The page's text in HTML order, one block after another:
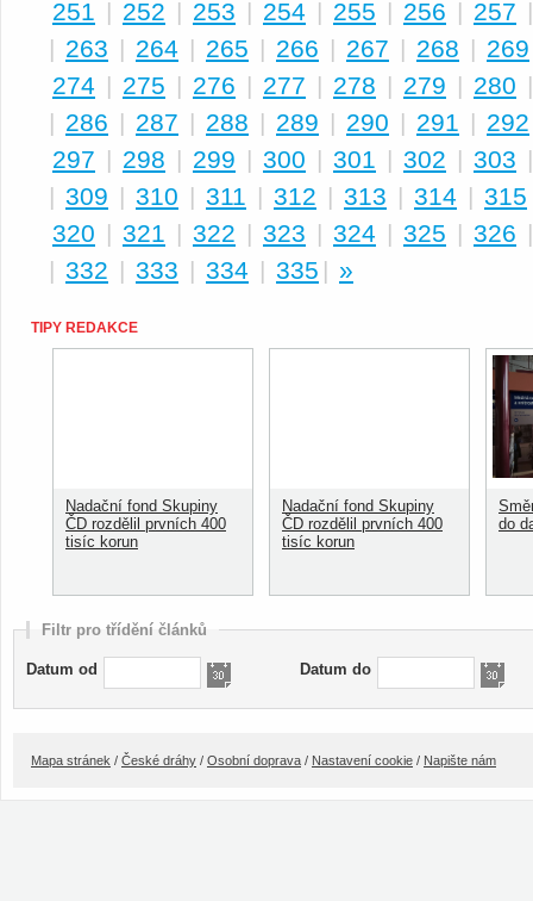
251 | 252 | 253 | 254 | 255 | 256 | 257
| 263 | 264 | 265 | 266 | 267 | 268 | 269
274 | 275 | 276 | 277 | 278 | 279 | 280
| 286 | 287 | 288 | 289 | 290 | 291 | 292
297 | 298 | 299 | 300 | 301 | 302 | 303
| 309 | 310 | 311 | 312 | 313 | 314 | 315
320 | 321 | 322 | 323 | 324 | 325 | 326
| 332 | 333 | 334 | 335 | »
TIPY REDAKCE
Nadační fond Skupiny
ČD rozdělil prvních 400
tisíc korun
Nadační fond Skupiny
ČD rozdělil prvních 400
tisíc korun
do
Filtr pro třídění článků
Datum od Datum do
Mapa stránek / České dráhy / Osobní doprava / Nastavení cookie / Napište nám